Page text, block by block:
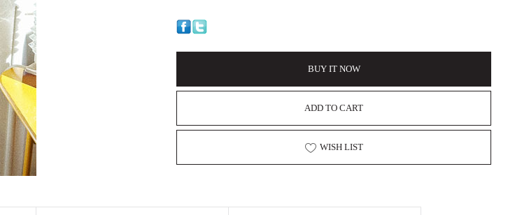
BUY IT NOW
ADD TO CART
WISH LIST